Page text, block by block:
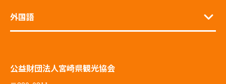
外国語
公益財団法人宮崎県観光協会